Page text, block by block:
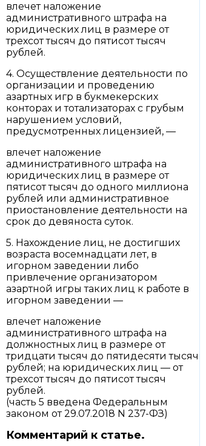
влечет наложение
административного штрафа на
юридических лиц в размере от
трехсот тысяч до пятисот тысяч
рублей.
4. Осуществление деятельности по
организации и проведению
азартных игр в букмекерских
конторах и тотализаторах с грубым
нарушением условий,
предусмотренных лицензией, —
влечет наложение
административного штрафа на
юридических лиц в размере от
пятисот тысяч до одного миллиона
рублей или административное
приостановление деятельности на
срок до девяноста суток.
5. Нахождение лиц, не достигших
возраста восемнадцати лет, в
игорном заведении либо
привлечение организатором
азартной игры таких лиц к работе в
игорном заведении —
влечет наложение
административного штрафа на
должностных лиц в размере от
тридцати тысяч до пятидесяти тысяч
рублей; на юридических лиц — от
трехсот тысяч до пятисот тысяч
рублей.
(часть 5 введена Федеральным
законом от 29.07.2018 N 237-ФЗ)
Комментарий к статье.